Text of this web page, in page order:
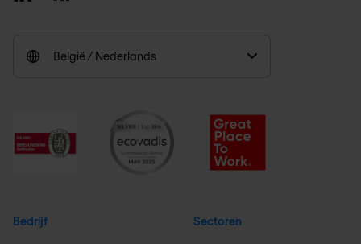
België / Nederlands
Bedrijf Sectoren